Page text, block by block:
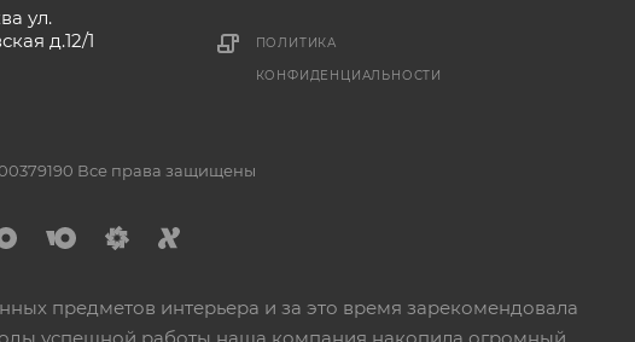
ул.
д.12/1
ПОЛИТИКА
КОНФИДЕНЦИАЛЬНОСТИ
Все права защищены
предметов интерьера и за это время зарекомендовала